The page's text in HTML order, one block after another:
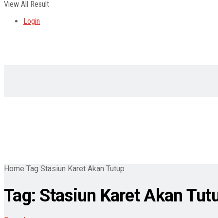
View All Result
Login
Home Tag Stasiun Karet Akan Tutup
Tag: Stasiun Karet Akan